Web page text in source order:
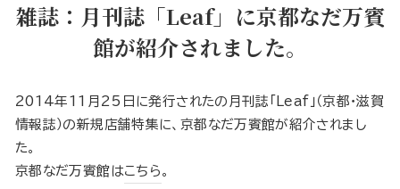
雑誌：月刊誌「Leaf」に京都なだ万賓
館が紹介されました。
2014年11月25日に発行されたの月刊誌「Leaf」（京都・滋賀
情報誌）の新規店舗特集に、京都なだ万賓館が紹介されまし
た。
京都なだ万賓館はこちら 。